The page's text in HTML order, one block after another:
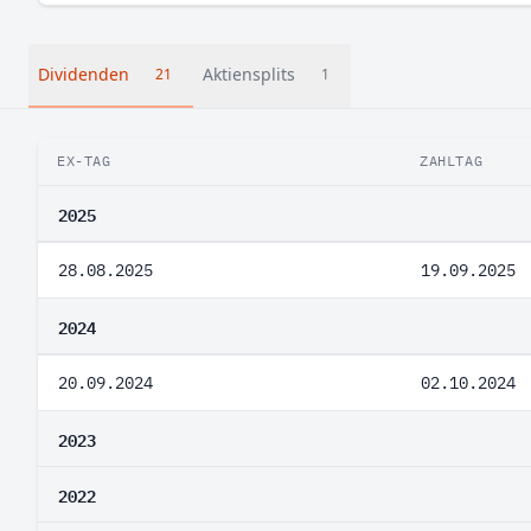
Dividenden 21 Aktiensplits 1
EX-TAG ZAHLTAG
2025
28.08.2025 19.09.2025
2024
20.09.2024 02.10.2024
2023
2022